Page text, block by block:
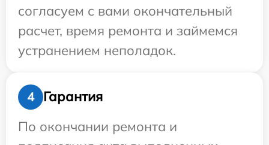
согласуем с вами окончательный
расчет, время ремонта и займемся
устранением неполадок.
4
Гарантия
По окончании ремонта и